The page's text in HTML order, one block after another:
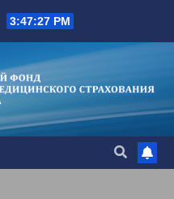
3:47:28 PM